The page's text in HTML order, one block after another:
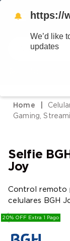
Buscar
Gaming,
Selfie
Joy
Control remoto
celulares BGH
20% OFF Extra 1 Pago
2.
heladera
5.
7.
moto
8.
aire
9.
bicicleta
🔔 https://
We’d like
updates